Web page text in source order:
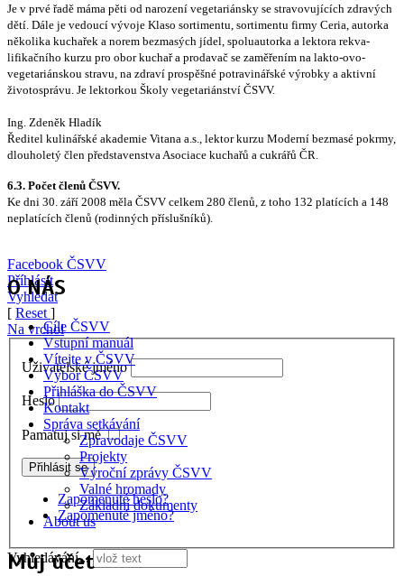
Je v prvé řadě máma pěti od narození vegetariánsky se stravovujících zdravých
dětí. Dále je vedoucí vývoje Klaso sortimentu, sortimentu firmy Ceria, autorka
několika kuchařek a norem bezmasých jídel, spoluautorka a lektora rekva-
lifikačního kurzu pro obor kuchař a prodavač se zaměřením na lakto-ovo-
vegetariánskou stravu, na zdraví prospěšné potravinářské výrobky a aktivní
životosprávu. Je lektorkou Školy vegetariánství ČSVV.
Ing. Zdeněk Hladík
Ředitel kulinářské akademie Vitana a.s., lektor kurzu Moderní bezmasé pokrmy,
dlouholetý člen představenstva Asociace kuchařů a cukrářů ČR.
6.3. Počet členů ČSVV.
Ke dni 30. září 2008 měla ČSVV celkem 280 členů, z toho 132 platících a 148
neplatících členů (rodinných příslušníků).
O NÁS
Cíle ČSVV
Vstupní manuál
Vítejte v ČSVV
Výbor ČSVV
Přihláška do ČSVV
Kontakt
Správa setkávání
Zpravodaje ČSVV
Projekty
Výroční zprávy ČSVV
Valné hromady
Základní dokumenty
About us
Můj účet
Facebook ČSVV
Příhlásit
Vyhledat
[ Reset ]
Na vrchol
Uživatelské jméno
Heslo
Pamatuj si mě
Zapomenuté heslo?
Zapomenuté jméno?
Vyhledávání...